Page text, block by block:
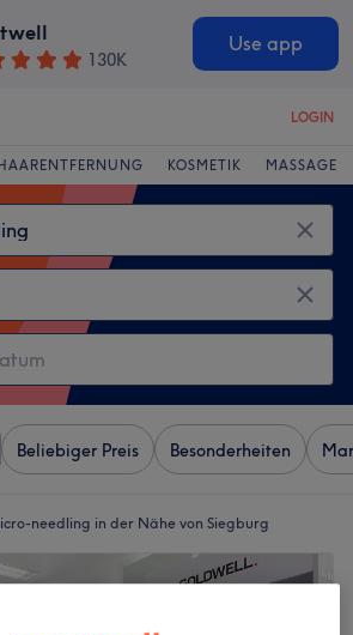
130K
Use app
LOGIN
HAARENTFERNUNG KOSMETIK MASSAGE
Beliebiger Preis Besonderheiten
needling in der Nähe von Siegburg